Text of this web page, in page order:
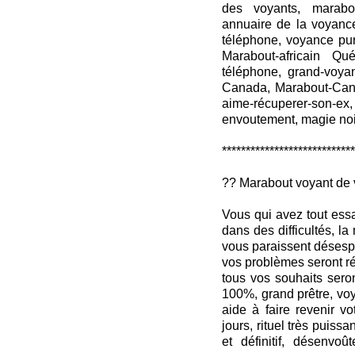
des voyants,
annuaire de la
téléphone, voyance
Marabout-africain
téléphone, grand-
Canada, Marabout-
aime-récuperer-son-
envoutement, magie
?? Marabout voyant
Vous qui avez tout
dans des difficultés, la
vous paraissent
vos problèmes seront
tous vos souhaits
100%, grand prêtre,
aide à faire revenir
jours, rituel très
et définitif,